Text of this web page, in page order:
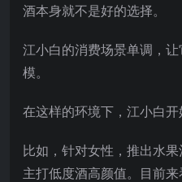
酒本身就不是好的选择。
江小白的消费场景单调，
模。
在这样的环境下，江小白开
比如，针对女性，推出水
主打低度酒高颜值。目前